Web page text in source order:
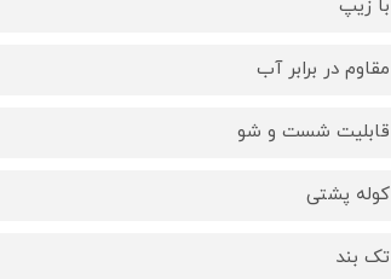
با زیپ
مقاوم در برابر آب
قابلیت شست و شو
کوله پشتی
تک بند